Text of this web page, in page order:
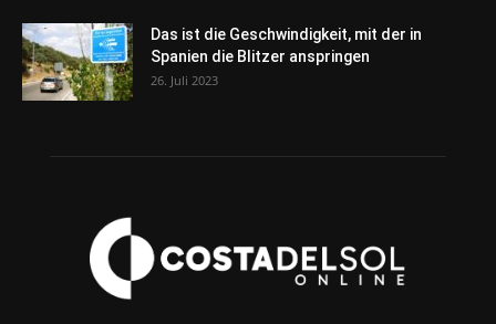
Das ist die Geschwindigkeit, mit der in
Spanien die Blitzer anspringen
26. Juli 2023